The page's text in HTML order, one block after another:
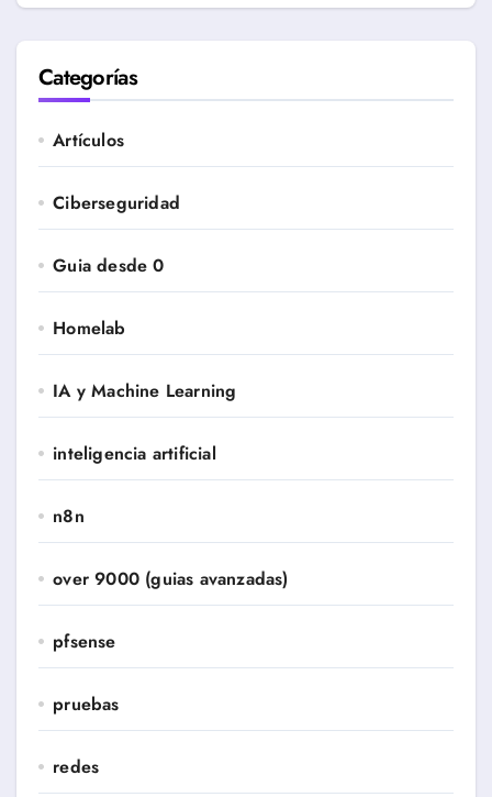
Categorías
Artículos
Ciberseguridad
Guia desde 0
Homelab
IA y Machine Learning
inteligencia artificial
n8n
over 9000 (guias avanzadas)
pfsense
pruebas
redes